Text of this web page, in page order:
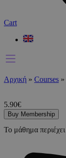
Cart
Αρχική » Courses »
5.90€
Buy Membership
Το μάθημα περιέχει